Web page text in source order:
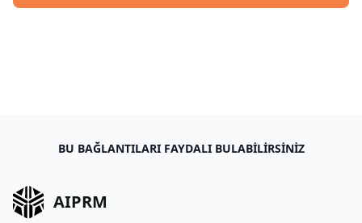
BU BAĞLANTILARI FAYDALI BULABILIRSINIZ
AIPRM